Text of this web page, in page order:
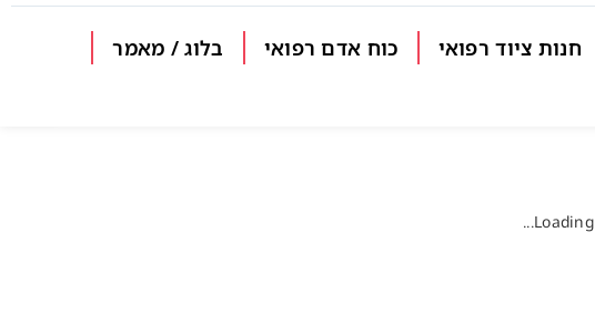
חנות ציוד רפואי כוח אדם רפואי
בלוג / מאמר
Loading...